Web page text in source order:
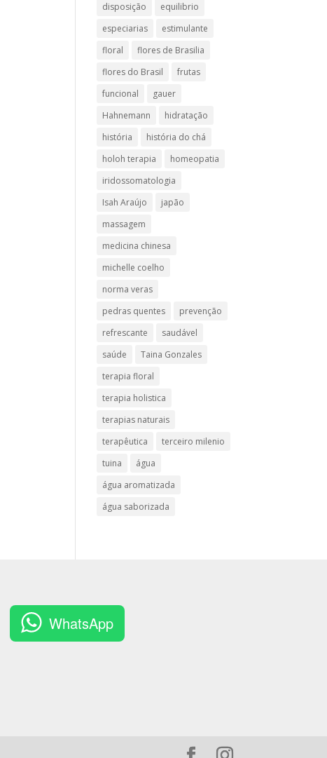
disposição
equilibrio
especiarias
estimulante
floral
flores de Brasilia
flores do Brasil
frutas
funcional
gauer
Hahnemann
hidratação
história
história do chá
holoh terapia
homeopatia
iridossomatologia
Isah Araújo
japão
massagem
medicina chinesa
michelle coelho
norma veras
pedras quentes
prevenção
refrescante
saudável
saúde
Taina Gonzales
terapia floral
terapia holistica
terapias naturais
terapêutica
terceiro milenio
tuina
água
água aromatizada
água saborizada
WhatsApp